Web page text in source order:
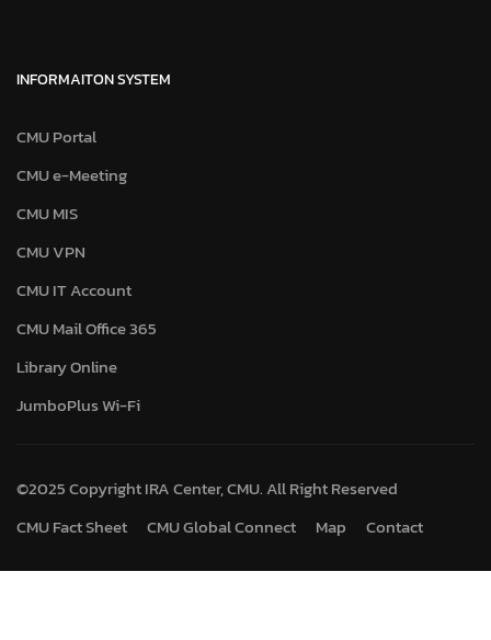
INFORMAITON SYSTEM
CMU Portal
CMU e-Meeting
CMU MIS
CMU VPN
CMU IT Account
CMU Mail Office 365
Library Online
JumboPlus Wi-Fi
©2025 Copyright IRA Center, CMU. All Right Reserved
CMU Fact Sheet
CMU Global Connect Map Contact